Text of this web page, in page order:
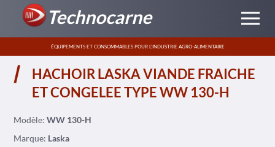
Technocarne
ÉQUIPEMENTS ET CONSOMMABLES POUR L’INDUSTRIE AGRO-ALIMENTAIRE
HACHOIR LASKA VIANDE FRAICHE
ET CONGELEE TYPE WW 130-H
Modèle:WW 130-H
Marque: Laska